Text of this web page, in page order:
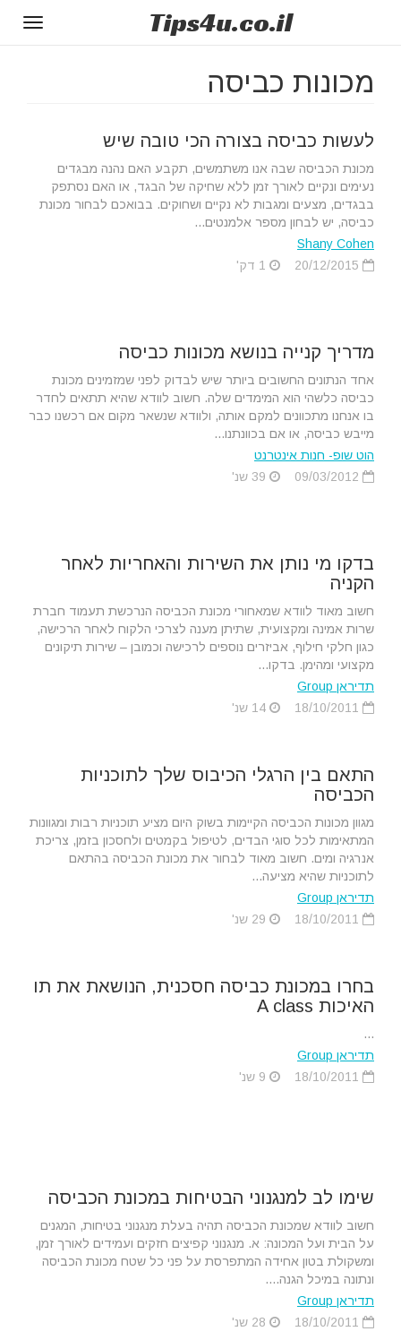
Tips4u.co.il
מכונות כביסה
לעשות כביסה בצורה הכי טובה שיש
מכונת הכביסה שבה אנו משתמשים, תקבע האם נהנה מבגדים
נעימים ונקיים לאורך זמן ללא שחיקה של הבגד, או האם נסתפק
בבגדים, מצעים ומגבות לא נקיים ושחוקים. בבואכם לבחור מכונת
כביסה, יש לבחון מספר אלמנטים...
Shany Cohen
מדריך קנייה בנושא מכונות כביסה
אחד הנתונים החשובים ביותר שיש לבדוק לפני שמזמינים מכונת
כביסה כלשהי הוא המימדים שלה. חשוב לוודא שהיא תתאים לחדר
בו אנחנו מתכוונים למקם אותה, ולוודא שנשאר מקום אם רכשנו כבר
מייבש כביסה, או אם בכוונתנו...
הוט שופ- חנות אינטרנט
בדקו מי נותן את השירות והאחריות לאחר
הקניה
חשוב מאוד לוודא שמאחורי מכונת הכביסה הנרכשת תעמוד חברת
שרות אמינה ומקצועית, שתיתן מענה לצרכי הלקוח לאחר הרכישה,
כגון חלקי חילוף, אביזרים נוספים לרכישה וכמובן – שירות תיקונים
מקצועי ומהימן. בדקו...
תדיראן Group
התאם בין הרגלי הכיבוס שלך לתוכניות
הכביסה
מגוון מכונות הכביסה הקיימות בשוק היום מציע תוכניות רבות ומגוונות
המתאימות לכל סוגי הבדים, לטיפול בקמטים ולחסכון בזמן, צריכת
אנרגיה ומים. חשוב מאוד לבחור את מכונת הכביסה בהתאם
לתוכניות שהיא מציעה...
תדיראן Group
בחרו במכונת כביסה חסכנית, הנושאת את תו
האיכות A class
...
תדיראן Group
שימו לב למנגנוני הבטיחות במכונת הכביסה
חשוב לוודא שמכונת הכביסה תהיה בעלת מנגנוני בטיחות, המגנים
על הבית ועל המכונה: א. מנגנוני קפיצים חזקים ועמידים לאורך זמן,
ומשקולת בטון אחידה המתפרסת על פני כל שטח מכונת הכביסה
ונתונה במיכל הגנה....
תדיראן Group